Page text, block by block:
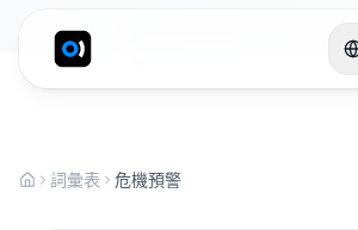
詞彙表 危機預警